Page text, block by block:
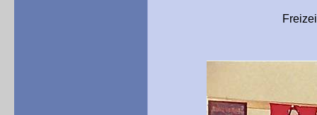
Freizeit auf der